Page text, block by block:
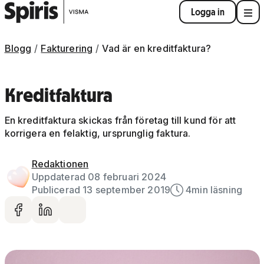
Logga in
Blogg Fakturering Vad är en kreditfaktura?
Kreditfaktura
En kreditfaktura skickas från företag till kund för att
korrigera en felaktig, ursprunglig faktura.
Redaktionen
Uppdaterad 08 februari 2024
Publicerad 13 september 2019
4min läsning
Dela på facebook
Dela på LinkedIn